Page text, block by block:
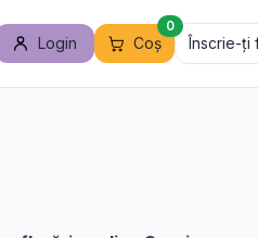
Login Coș
0
Înscrie-ți